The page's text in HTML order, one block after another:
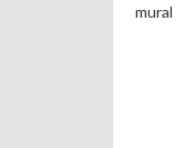
mural